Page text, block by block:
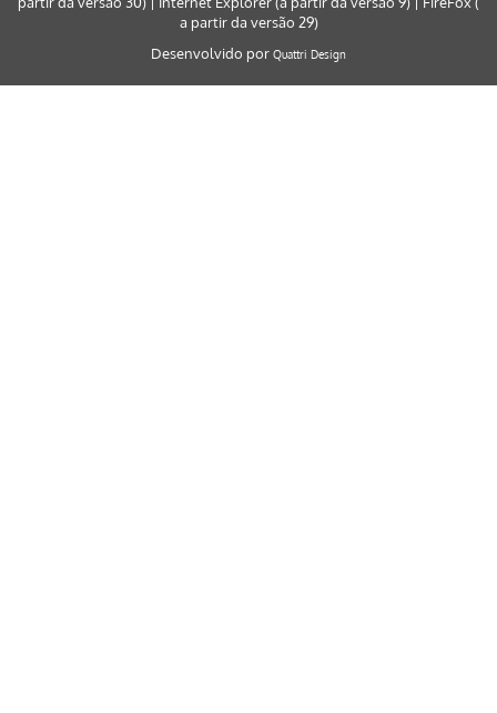
a partir da versão 29)
Desenvolvido por Quattri Design